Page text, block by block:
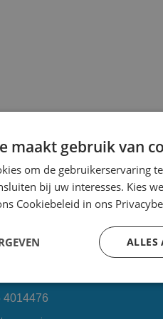
prijs. Speciale
4014476
maakt gebruik van
om de gebruikerservaring
bij uw interesses. Kies
Cookiebeleid in ons
ALLES